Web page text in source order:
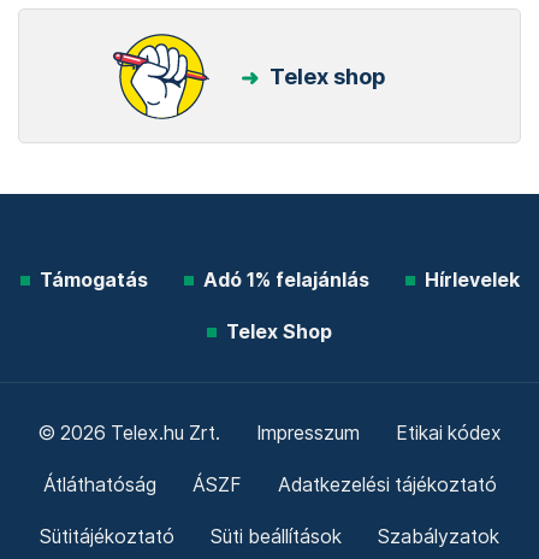
Telex shop
Támogatás Adó 1% felajánlás Hírlevelek
Telex Shop
© 2026 Telex.hu Zrt. Impresszum Etikai kódex
Átláthatóság ÁSZF Adatkezelési tájékoztató
Sütitájékoztató Süti beállítások Szabályzatok